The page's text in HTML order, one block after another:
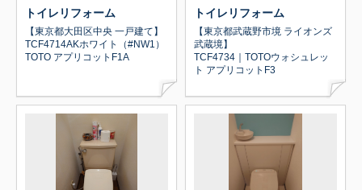
トイレリフォーム
【東京都大田区中央 一戸建て】
TCF4714AKホワイト（#NW1）
TOTO アプリコットF1A
トイレリフォーム
【東京都武蔵野市境 ライオンズ
武蔵境】
TCF4734｜TOTOウォシュレッ
ト アプリコットF3